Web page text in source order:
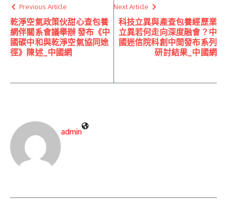
Previous Article
乾淨空氣政策伙甜心查包養
網伴關系會議舉辦 發布《中
國碳中和與乾淨空氣協同途
徑》陳述_中國網
Next Article
科技立異與產查包養經歷業
立異若何走向深度融會？中
國迷信院科創中間發布系列
研討結果_中國網
admin